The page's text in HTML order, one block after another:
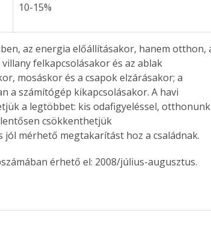
itt!
A
10-15%
felkapcsolásakor és az ablak
mosáskor és a csapok elzárásakor; a
a számítógép kikapcsolásakor. A havi
a legtöbbet: kis odafigyeléssel, otthonunk
csökkenthetjük
mérhető megtakarítást hoz a családnak.
érhető el: 2008/július-augusztus.